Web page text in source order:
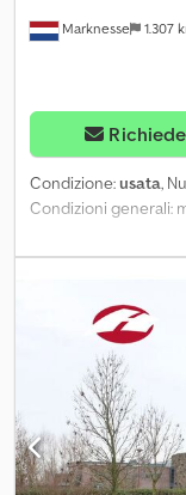
Marknesse 1.307
Condizione:usata,
Condizioni generali:
buone Condizioni